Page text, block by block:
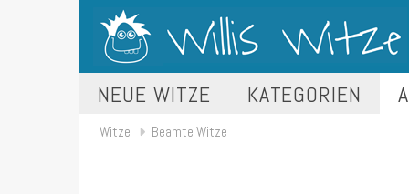
NEUE WITZE KATEGORIEN
Witze Beamte Witze